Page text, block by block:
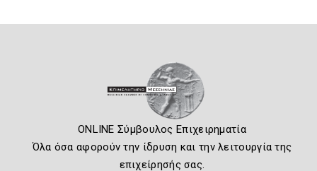
ONLINE Σύμβουλος Επιχειρηματία
Όλα όσα αφορούν την ίδρυση και την λειτουργία της
επιχείρησής σας.